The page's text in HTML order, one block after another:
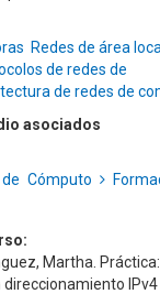
Redes de área
de redes de
de redes de
asociados
Cómputo
Martha.
IPv4